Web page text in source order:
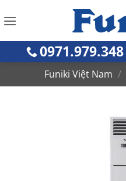
qua
0971.979.348
Funiki Việt Nam /